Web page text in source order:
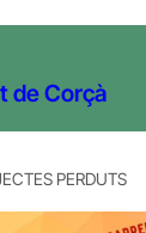
de Corçà
PERDUTS